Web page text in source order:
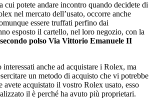
cui potete andare incontro quando decidete di
nel mercato dell’usato, occorre anche
essere truffati perfino dai
esposto il cartello, nel loro negozio, con la
polso Via Vittorio Emanuele II
interessati anche ad acquistare i Rolex, ma
un metodo di acquisto che vi potrebbe
avete acquistato il vostro Rolex usato, esso
il è perché ha avuto più proprietari.